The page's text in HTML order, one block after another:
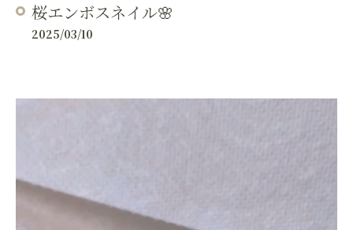
桜エンボスネイル🌸
2025/03/10